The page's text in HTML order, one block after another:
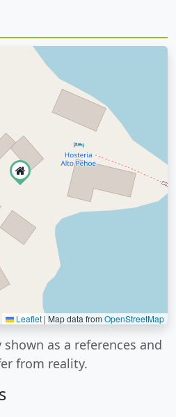
Leaflet | Map data from OpenStreetMap
as a references and
from reality.